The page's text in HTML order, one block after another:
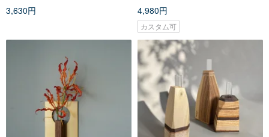
3,630円
4,980円
カスタム可